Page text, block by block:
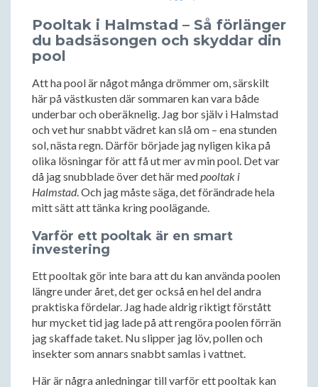
Pooltak i Halmstad – Så förlänger
du badsäsongen och skyddar din
pool
Att ha pool är något många drömmer om, särskilt
här på västkusten där sommaren kan vara både
underbar och oberäknelig. Jag bor själv i Halmstad
och vet hur snabbt vädret kan slå om – ena stunden
sol, nästa regn. Därför började jag nyligen kika på
olika lösningar för att få ut mer av min pool. Det var
då jag snubblade över det här medpooltak i
Halmstad. Och jag måste säga, det förändrade hela
mitt sätt att tänka kring poolägande.
Varför ett pooltak är en smart
investering
Ett pooltak gör inte bara att du kan använda poolen
längre under året, det ger också en hel del andra
praktiska fördelar. Jag hade aldrig riktigt förstått
hur mycket tid jag lade på att rengöra poolen förrän
jag skaffade taket. Nu slipper jag löv, pollen och
insekter som annars snabbt samlas i vattnet.
Här är några anledningar till varför ett pooltak kan